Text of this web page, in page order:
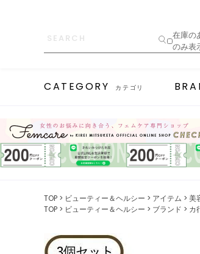
在庫の
のみ表
CATEGORY カテゴリ
TOP ビューティー＆ヘルシー アイテム 美
TOP
ビューティー＆ヘルシー ブランド カ